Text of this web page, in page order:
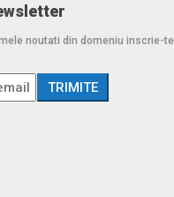
noutati din domeniu inscrie-te